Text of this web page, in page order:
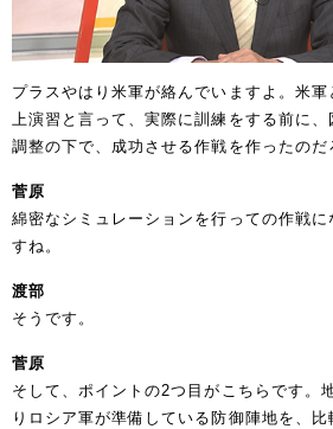
プラスやはり米軍が絡んでいますよ。米
上演習と言って、実際に訓練をする前に
調整の下で、成功させる作戦を作ったのだ
菅原
綿密なシミュレーションを行っての作戦
すね。
渡部
そうです。
菅原
そして、ポイントの2つ目がこちらです。
りロシア軍が準備している防御陣地を、